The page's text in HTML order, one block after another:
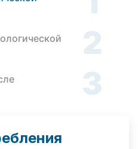
2
3